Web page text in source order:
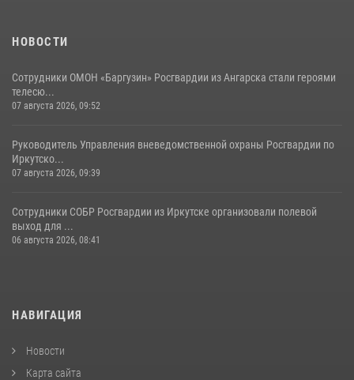
НОВОСТИ
Сотрудники ОМОН «Баргузин» Росгвардии из Ангарска стали героями
телесю...
07 августа 2026, 09:52
Руководитель Управления вневедомственной охраны Росгвардии по
Иркутско...
07 августа 2026, 09:39
Сотрудники СОБР Росгвардии из Иркутске организовали полевой
выход для ...
06 августа 2026, 08:41
НАВИГАЦИЯ
Новости
Карта сайта